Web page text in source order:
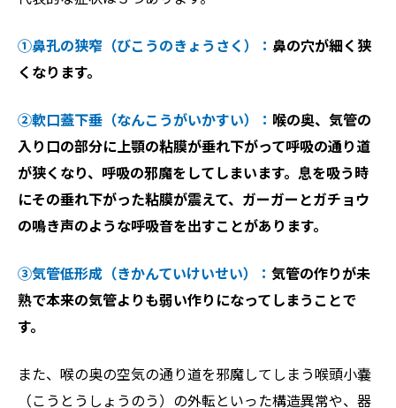
①鼻孔の狭窄（びこうのきょうさく）： 鼻の穴が細く狭
くなります。
②軟口蓋下垂（なんこうがいかすい）： 喉の奥、気管の
入り口の部分に上顎の粘膜が垂れ下がって呼吸の通り道
が狭くなり、呼吸の邪魔をしてしまいます。息を吸う時
にその垂れ下がった粘膜が震えて、ガーガーとガチョウ
の鳴き声のような呼吸音を出すことがあります。
③気管低形成（きかんていけいせい）： 気管の作りが未
熟で本来の気管よりも弱い作りになってしまうことで
す。
また、喉の奥の空気の通り道を邪魔してしまう喉頭小嚢
（こうとうしょうのう）の外転といった構造異常や、器